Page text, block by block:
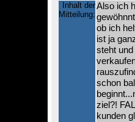
Inhalt der
Mitteilung:
Also ich
ob ich
ist ja
steht
schon
ziel?!
kunden